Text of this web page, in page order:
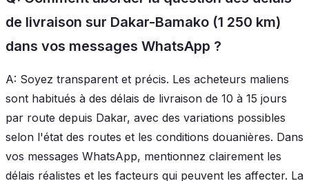
de livraison sur Dakar-Bamako (1 250 km)
dans vos messages WhatsApp ?
A: Soyez transparent et précis. Les acheteurs maliens
sont habitués à des délais de livraison de 10 à 15 jours
par route depuis Dakar, avec des variations possibles
selon l'état des routes et les conditions douanières. Dans
vos messages WhatsApp, mentionnez clairement les
délais réalistes et les facteurs qui peuvent les affecter. La